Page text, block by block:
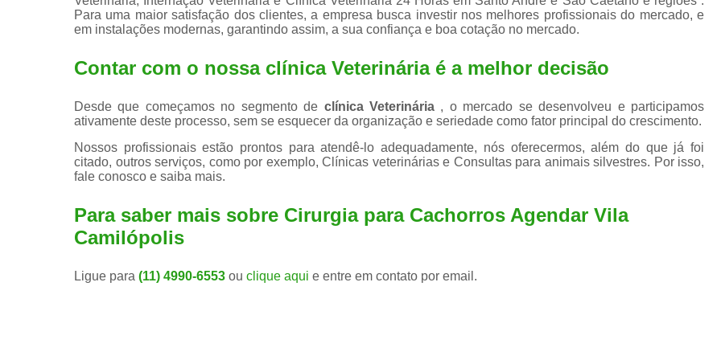
Exame de Ultrassom para
Exame para Animais Santo André
Exame para Cachorro
Internação para Cães e
Internação Semi Intensiva Veterinária
Internação Veterinária Santo André
Limpeza de Tártaro em Cachorro
Limpeza Tártaro Santo André
Para uma maior satisfação dos clientes, a empresa busca investir nos melhores profissionais do mercado, e
em instalações modernas, garantindo assim, a sua confiança e boa cotação no mercado.
Contar com o nossa clínica Veterinária é a melhor decisão
Desde que começamos no segmento de clínica Veterinária , o mercado se desenvolveu e participamos
ativamente deste processo, sem se esquecer da organização e seriedade como fator principal do crescimento.
Nossos profissionais estão prontos para atendê-lo adequadamente, nós oferecermos, além do que já foi
citado, outros serviços, como por exemplo, Clínicas veterinárias e Consultas para animais silvestres. Por isso,
fale conosco e saiba mais.
Para saber mais sobre Cirurgia para Cachorros Agendar Vila
Camilópolis
Ligue para (11) 4990-6553 ou clique aqui e entre em contato por email.